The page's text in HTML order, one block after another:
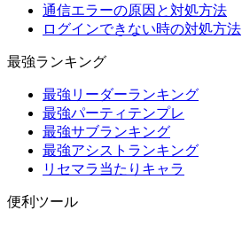
通信エラーの原因と対処方法
ログインできない時の対処方法
最強ランキング
最強リーダーランキング
最強パーティテンプレ
最強サブランキング
最強アシストランキング
リセマラ当たりキャラ
便利ツール